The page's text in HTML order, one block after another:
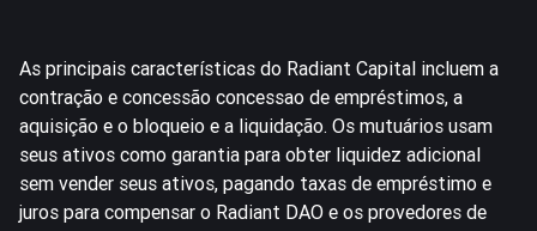
As principais características do Radiant Capital incluem a
contração e concessão concessao de empréstimos, a
aquisição e o bloqueio e a liquidação. Os mutuários usam
seus ativos como garantia para obter liquidez adicional
sem vender seus ativos, pagando taxas de empréstimo e
juros para compensar o Radiant DAO e os provedores de